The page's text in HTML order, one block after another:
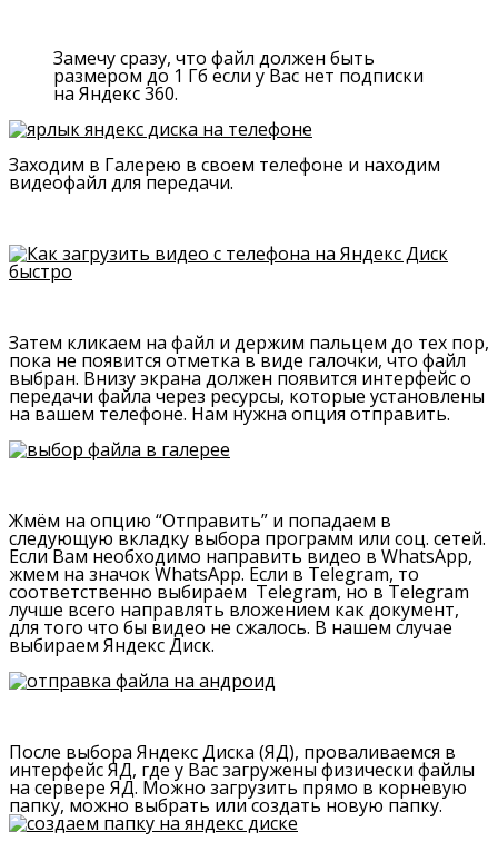
Замечу сразу, что файл должен быть
размером до 1 Гб если у Вас нет подписки
на Яндекс 360.
Заходим в Галерею в своем телефоне и находим
видеофайл для передачи.
Затем кликаем на файл и держим пальцем до тех пор,
пока не появится отметка в виде галочки, что файл
выбран. Внизу экрана должен появится интерфейс о
передачи файла через ресурсы, которые установлены
на вашем телефоне. Нам нужна опция отправить.
Жмём на опцию “Отправить” и попадаем в
следующую вкладку выбора программ или соц. сетей.
Если Вам необходимо направить видео в WhatsApp,
жмем на значок WhatsApp. Если в Telegram, то
соответственно выбираем Telegram, но в Telegram
лучше всего направлять вложением как документ,
для того что бы видео не сжалось. В нашем случае
выбираем Яндекс Диск.
После выбора Яндекс Диска (ЯД), проваливаемся в
интерфейс ЯД, где у Вас загружены физически файлы
на сервере ЯД. Можно загрузить прямо в корневую
папку, можно выбрать или создать новую папку.